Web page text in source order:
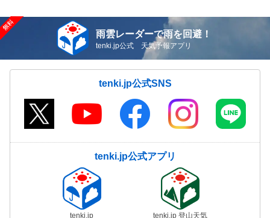
雨雲レーダーで雨を回避！
tenki.jp公式 天気予報アプリ
tenki.jp公式SNS
tenki.jp公式アプリ
tenki.jp tenki.jp 登山天気